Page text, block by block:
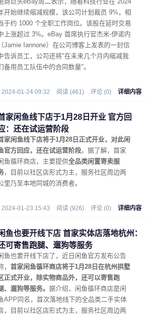
开始继续缩减规模，该公司计划裁员 9%，相
于约 1000 个全职工作岗位。该股在延时交易
上涨超过 3%。eBay 首席执行官杰米-伊诺内
（Jamie Iannone）在公司博客上发表的一封信
告诉员工，公司还将"在未来几个月内缩减我
备用员工队伍中的合同数量"。
2024-01-24 09:32 阅读 (461) 评论 (0) 详细内容
家闲鱼线下店于1月28日开业 官方回
：还在试运营阶段
家闲鱼线下店将于1月28日正式开业，对此闲
官方回应，还在试运营阶段。据了解，首家
鱼循环商店，主要提供全品类闲置寄卖服
，目前以社区店形式为主，服务社区周边两
里乃至本地同城的消费者。
2024-01-23 15:43 阅读 (926) 评论 (0) 详细内容
鱼也要开线下店 首家实体店落地杭州：
可寄售跑腿、遛狗等服务
鱼也要开线下店了，近日闲鱼官方发布公告
， 首家闲鱼循环商店将于1月28日在杭州拱墅
正式开业，除实物商品外，还可以寄售跑
、遛狗等服务。 据介绍，闲鱼循环商店是闲
APP同名，首次落地线下的全品类二手实体
，目前以社区店形式为主，服务社区周边两